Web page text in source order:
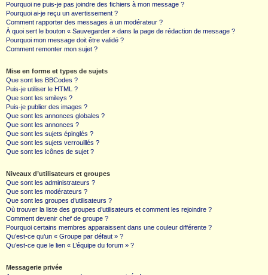
Pourquoi ne puis-je pas joindre des fichiers à mon message ?
Pourquoi ai-je reçu un avertissement ?
Comment rapporter des messages à un modérateur ?
À quoi sert le bouton « Sauvegarder » dans la page de rédaction de message ?
Pourquoi mon message doit être validé ?
Comment remonter mon sujet ?
Mise en forme et types de sujets
Que sont les BBCodes ?
Puis-je utiliser le HTML ?
Que sont les smileys ?
Puis-je publier des images ?
Que sont les annonces globales ?
Que sont les annonces ?
Que sont les sujets épinglés ?
Que sont les sujets verrouillés ?
Que sont les icônes de sujet ?
Niveaux d’utilisateurs et groupes
Que sont les administrateurs ?
Que sont les modérateurs ?
Que sont les groupes d’utilisateurs ?
Où trouver la liste des groupes d’utilisateurs et comment les rejoindre ?
Comment devenir chef de groupe ?
Pourquoi certains membres apparaissent dans une couleur différente ?
Qu’est-ce qu’un « Groupe par défaut » ?
Qu’est-ce que le lien « L’équipe du forum » ?
Messagerie privée